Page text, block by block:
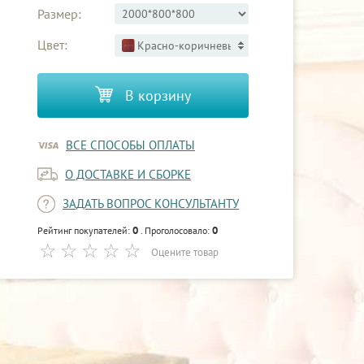
Размер:
Цвет:
Красно-коричневый 3
В корзину
ВСЕ СПОСОБЫ ОПЛАТЫ
О ДОСТАВКЕ И СБОРКЕ
ЗАДАТЬ ВОПРОС КОНСУЛЬТАНТУ
Рейтинг покупателей: 0 . Проголосовало: 0
Оцените товар